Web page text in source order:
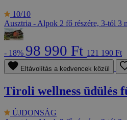
10/10
Ausztria - Alpok 2 fő részére, 3-tól 3
- 18% 98 990 Ft 121 190 Ft
Eltávolítás a kedvencek közül
Tiroli wellness üdülés
ÚJDONSÁG